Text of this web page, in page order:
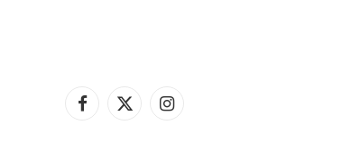
Facebook
X
Instagram